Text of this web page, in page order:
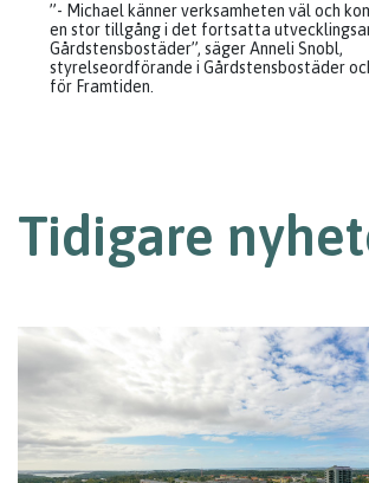
”- Michael känner verksamheten väl och
en stor tillgång i det fortsatta
Gårdstensbostäder”, säger Anneli Snobl,
styrelseordförande i Gårdstensbostäder
för Framtiden.
Tidigare